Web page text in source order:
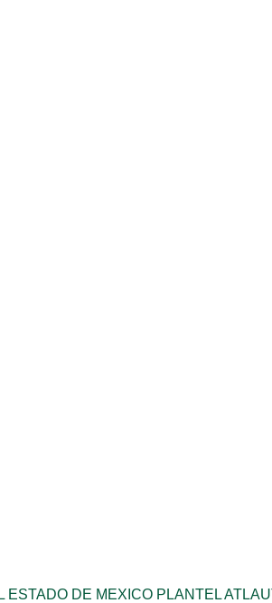
DE MEXICO PLANTEL